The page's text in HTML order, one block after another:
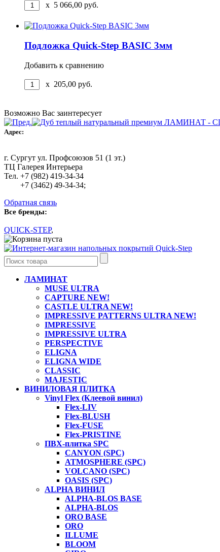
x 5 066,00 руб.
Подложка Quick-Step BASIC 3мм
Добавить к сравнению
x 205,00 руб.
Возможно Вас заинтересует
Адрес:
г. Сургут ул. Профсоюзов 51 (1 эт.)
ТЦ Галерея Интерьера
Тел. +7 (982) 419-34-34
+7 (3462) 49-34-34;
Обратная связь
Все бренды:
QUICK-STEP,
ЛАМИНАТ
MUSE ULTRA
CAPTURE NEW!
CASTLE ULTRA NEW!
IMPRESSIVE PATTERNS ULTRA NEW!
IMPRESSIVE
IMPRESSIVE ULTRA
PERSPECTIVE
ELIGNA
ELIGNA WIDE
CLASSIC
MAJESTIC
ВИНИЛОВАЯ ПЛИТКА
Vinyl Flex (Клеевой винил)
Flex-LIV
Flex-BLUSH
Flex-FUSE
Flex-PRISTINE
ПВХ-плитка SPC
CANYON (SPC)
ATMOSPHERE (SPC)
VOLCANO (SPC)
OASIS (SPC)
ALPHA ВИНИЛ
ALPHA-BLOS BASE
ALPHA-BLOS
ORO BASE
ORO
ILLUME
BLOOM